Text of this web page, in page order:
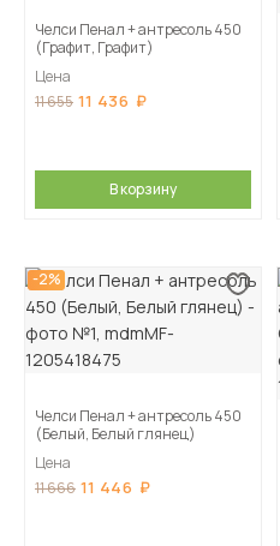
Челси Пенал + антресоль 450
(Графит, Графит)
Цена
11 655 11 436
В корзину
-2%
Челси Пенал + антресоль 450
(Белый, Белый глянец)
Цена
11 666 11 446